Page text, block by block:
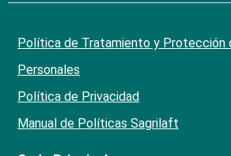
Política de Tratamiento y Protección
Personales
Política de Privacidad
Manual de Políticas Sagrilaft